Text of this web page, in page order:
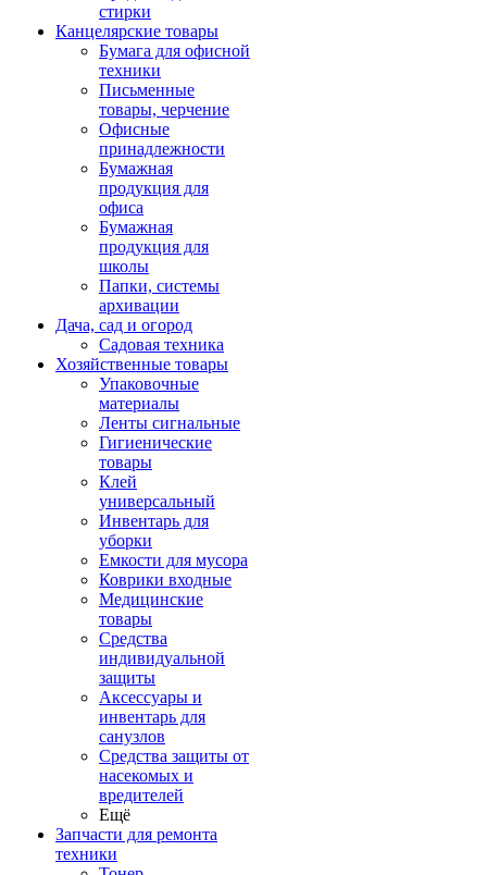
стирки
Канцелярские товары
Бумага для офисной
техники
Письменные
товары, черчение
Офисные
принадлежности
Бумажная
продукция для
офиса
Бумажная
продукция для
школы
Папки, системы
архивации
Дача, сад и огород
Садовая техника
Хозяйственные товары
Упаковочные
материалы
Ленты сигнальные
Гигиенические
товары
Клей
универсальный
Инвентарь для
уборки
Емкости для мусора
Коврики входные
Медицинские
товары
Средства
индивидуальной
защиты
Аксессуары и
инвентарь для
санузлов
Средства защиты от
насекомых и
вредителей
Ещё
Запчасти для ремонта
техники